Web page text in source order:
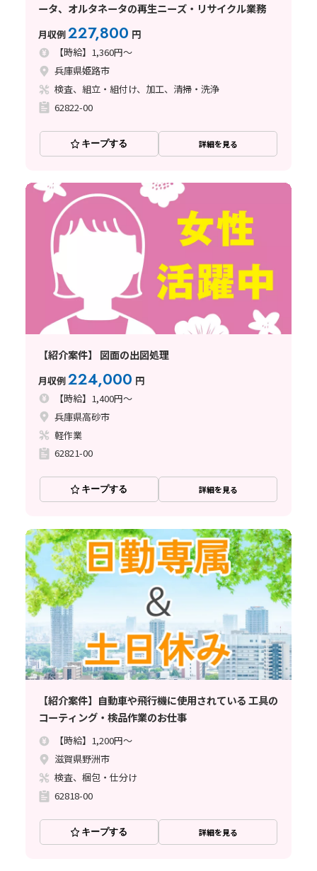
ータ、オルタネータの再生ニーズ・リサイクル業務
月収例227,800 円
【時給】1,360円～
兵庫県姫路市
検査、組立・組付け、加工、清掃・洗浄
62822-00
キープする 詳細を見る
【紹介案件】 図面の出図処理
月収例224,000 円
【時給】1,400円～
兵庫県高砂市
軽作業
62821-00
キープする 詳細を見る
【紹介案件】自動車や飛行機に使用されている 工具の
コーティング・検品作業のお仕事
【時給】1,200円～
滋賀県野洲市
検査、梱包・仕分け
62818-00
キープする 詳細を見る